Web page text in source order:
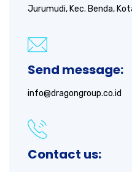
Jurumudi, Kec. Benda,
Send message:
info@dragongroup.co.id
Contact us: